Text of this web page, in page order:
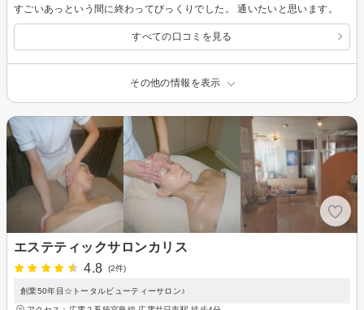
すごいあっという間に終わってびっくりでした。 通いたいと思います。
すべての口コミを見る
その他の情報を表示
エステティックサロンカリス
4.8
(2件)
創業50年目☆トータルビューティーサロン♪